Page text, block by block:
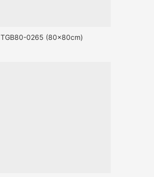
TGB80-0265 (80x80cm)